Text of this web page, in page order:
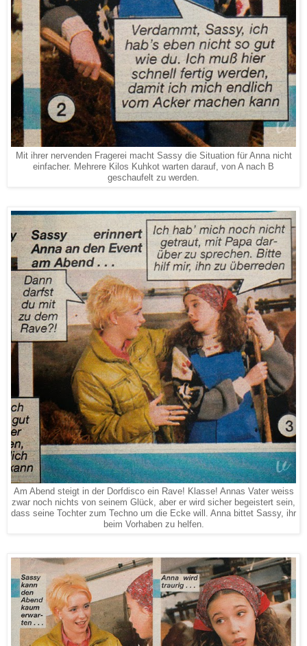
Mit ihrer nervenden Fragerei macht Sassy die Situation für Anna nicht
einfacher. Mehrere Kilos Kuhkot warten darauf, von A nach B
geschaufelt zu werden.
Am Abend steigt in der Dorfdisco ein Rave! Klasse! Annas Vater weiss
zwar noch nichts von seinem Glück, aber er wird sicher begeistert sein,
dass seine Tochter zum Techno um die Ecke will. Anna bittet Sassy, ihr
beim Vorhaben zu helfen.